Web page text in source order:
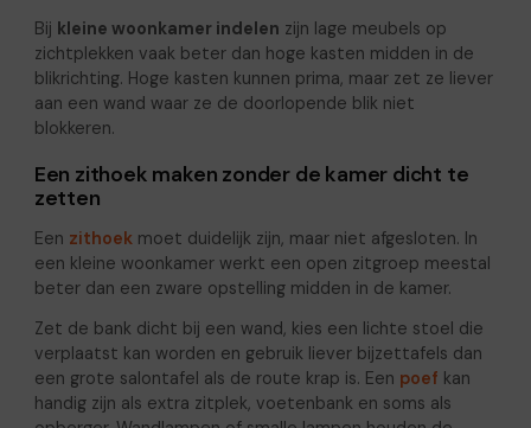
Bij kleine woonkamer indelen zijn lage meubels op
zichtplekken vaak beter dan hoge kasten midden in de
blikrichting. Hoge kasten kunnen prima, maar zet ze liever
aan een wand waar ze de doorlopende blik niet
blokkeren.
Een zithoek maken zonder de kamer dicht te
zetten
Een zithoekmoet duidelijk zijn, maar niet afgesloten. In
een kleine woonkamer werkt een open zitgroep meestal
beter dan een zware opstelling midden in de kamer.
Zet de bank dicht bij een wand, kies een lichte stoel die
verplaatst kan worden en gebruik liever bijzettafels dan
een grote salontafel als de route krap is. Een poef kan
handig zijn als extra zitplek, voetenbank en soms als